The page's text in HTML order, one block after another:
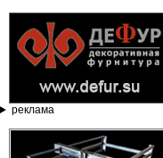
реклама
СТАНКИ ПО КАМНЮ